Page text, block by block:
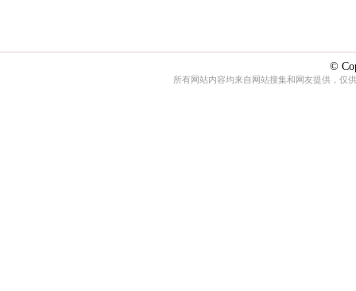
©
所有网站内容均来自网站搜集和网友提供，仅